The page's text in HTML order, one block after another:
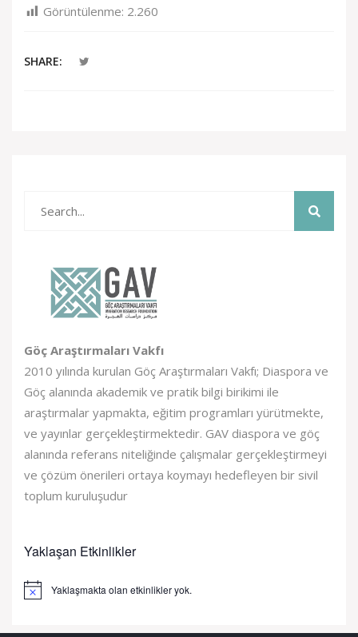
Görüntülenme: 2.260
SHARE:
Göç Araştırmaları Vakfı
2010 yılında kurulan Göç Araştırmaları Vakfı; Diaspora ve
Göç alanında akademik ve pratik bilgi birikimi ile
araştırmalar yapmakta, eğitim programları yürütmekte,
ve yayınlar gerçekleştirmektedir. GAV diaspora ve göç
alanında referans niteliğinde çalışmalar gerçekleştirmeyi
ve çözüm önerileri ortaya koymayı hedefleyen bir sivil
toplum kuruluşudur
Yaklaşan Etkinlikler
Notice Yaklaşmakta olan etkinlikler yok.